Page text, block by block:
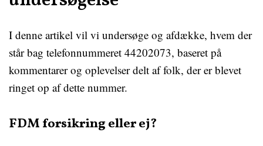
I denne artikel vil vi undersøge og afdække, hvem der
står bag telefonnummeret 44202073, baseret på
kommentarer og oplevelser delt af folk, der er blevet
ringet op af dette nummer.
FDM forsikring eller ej?